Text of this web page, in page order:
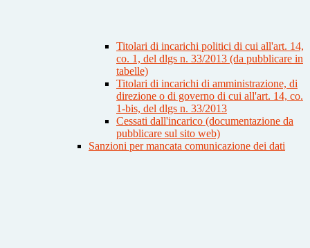
Titolari di incarichi politici di cui all'art. 14,
co. 1, del dlgs n. 33/2013 (da pubblicare in
tabelle)
Titolari di incarichi di amministrazione, di
direzione o di governo di cui all'art. 14, co.
1-bis, del dlgs n. 33/2013
Cessati dall'incarico (documentazione da
pubblicare sul sito web)
Sanzioni per mancata comunicazione dei dati